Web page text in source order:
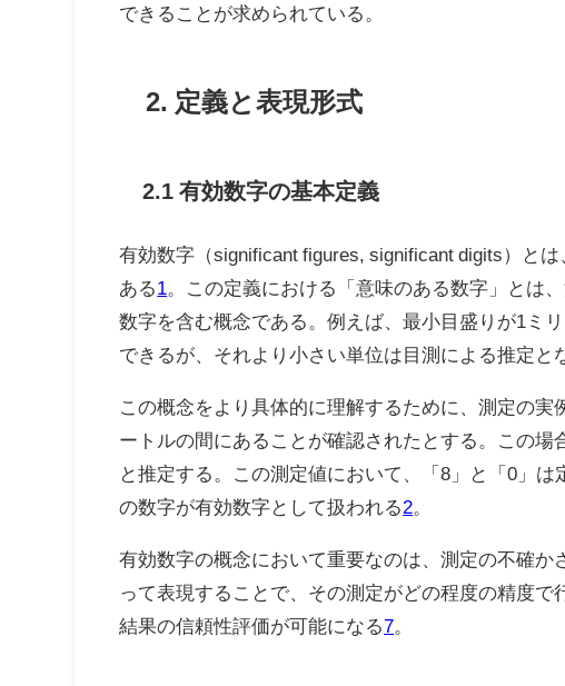
できることが求められている。
2. 定義と表現形式
2.1 有効数字の基本定義
有効数字（significant figures, significant digits）と
ある1
。この定義における「意味のある数字」とは
数字を含む概念である。例えば、最小目盛りが1ミ
できるが、それより小さい単位は目測による推定と
この概念をより具体的に理解するために、測定の
ートルの間にあることが確認されたとする。この
と推定する。この測定値において、「8」と「0」
の数字が有効数字として扱われる2
有効数字の概念において重要なのは、測定の不確
って表現することで、その測定がどの程度の精度
結果の信頼性評価が可能になる7